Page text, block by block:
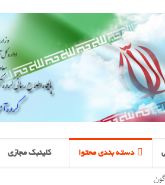
دسته بندی محتوا کلینبک مجازی